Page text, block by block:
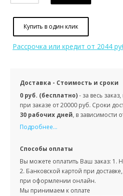
Купить в один клик
Рассрочка или кредит от 2044
Доставка - Стоимость и сроки
0 руб. (бесплатно)- за весь
при заказе от 20000 руб. Сроки
30 рабочих дней, в зависимости
Подробнее...
Способы оплаты
Вы можете оплатить Ваш заказ: 1.
2. Банковской картой при
при оформлении онлайн.
Мы принимаем к оплате